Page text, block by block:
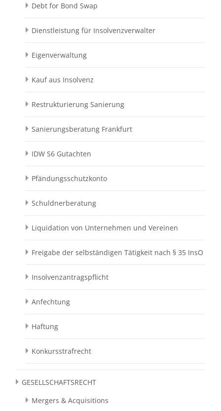
Debt for Bond Swap
Dienstleistung für Insolvenzverwalter
Eigenverwaltung
Kauf aus Insolvenz
Restrukturierung Sanierung
Sanierungsberatung Frankfurt
IDW S6 Gutachten
Pfändungsschutzkonto
Schuldnerberatung
Liquidation von Unternehmen und Vereinen
Freigabe der selbständigen Tätigkeit nach § 35 InsO
Insolvenzantragspflicht
Anfechtung
Haftung
Konkursstrafrecht
GESELLSCHAFTSRECHT
Mergers & Acquisitions